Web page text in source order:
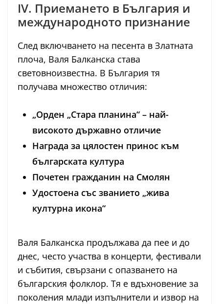
IV. Приемането в България и
международното признание
След включването на песента в Златната
плоча, Валя Балканска става
световноизвестна. В България тя
получава множество отличия:
„Орден „Стара планина“ – най-
високото държавно отличие
Награда за цялостен принос към
българската култура
Почетен гражданин на Смолян
Удостоена със званието „жива
културна икона“
Валя Балканска продължава да пее и до
днес, често участва в концерти, фестивали
и събития, свързани с опазването на
българския фолклор. Тя е вдъхновение за
поколения млади изпълнители и извор на